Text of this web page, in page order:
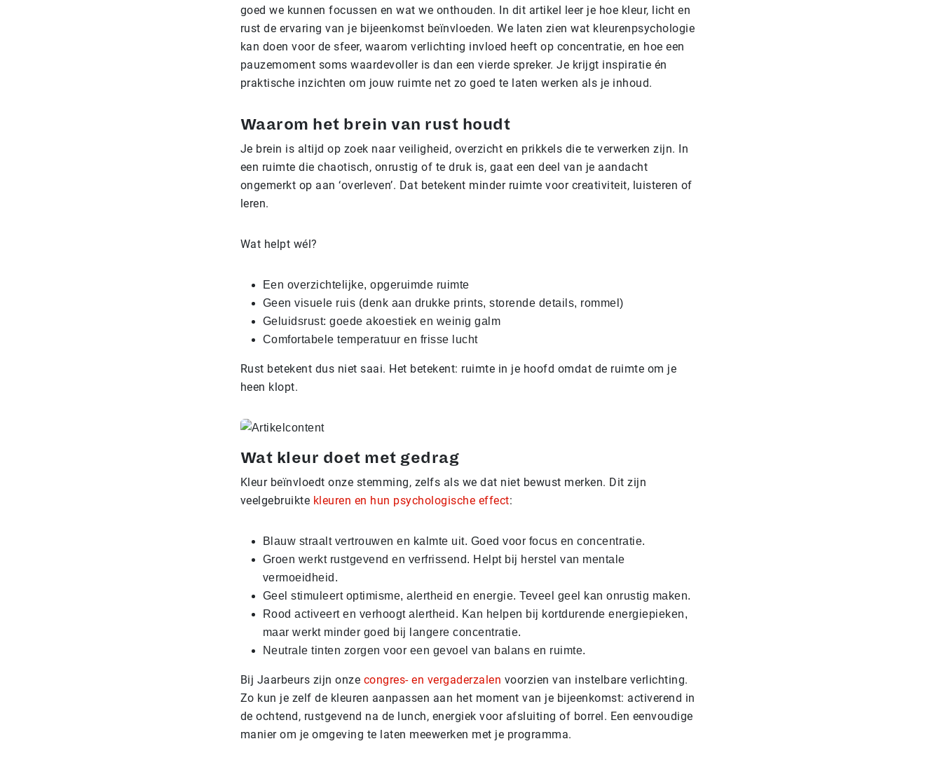
goed we kunnen focussen en wat we onthouden. In dit artikel leer je hoe kleur, licht en
rust de ervaring van je bijeenkomst beïnvloeden. We laten zien wat kleurenpsychologie
kan doen voor de sfeer, waarom verlichting invloed heeft op concentratie, en hoe een
pauzemoment soms waardevoller is dan een vierde spreker. Je krijgt inspiratie én
praktische inzichten om jouw ruimte net zo goed te laten werken als je inhoud.
Waarom het brein van rust houdt
Je brein is altijd op zoek naar veiligheid, overzicht en prikkels die te verwerken zijn. In
een ruimte die chaotisch, onrustig of te druk is, gaat een deel van je aandacht
ongemerkt op aan ‘overleven’. Dat betekent minder ruimte voor creativiteit, luisteren of
leren.
Wat helpt wél?
Een overzichtelijke, opgeruimde ruimte
Geen visuele ruis (denk aan drukke prints, storende details, rommel)
Geluidsrust: goede akoestiek en weinig galm
Comfortabele temperatuur en frisse lucht
Rust betekent dus niet saai. Het betekent: ruimte in je hoofd omdat de ruimte om je
heen klopt.
Wat kleur doet met gedrag
Kleur beïnvloedt onze stemming, zelfs als we dat niet bewust merken. Dit zijn
veelgebruikte kleuren en hun psychologische effect:
Blauw straalt vertrouwen en kalmte uit. Goed voor focus en concentratie.
Groen werkt rustgevend en verfrissend. Helpt bij herstel van mentale
vermoeidheid.
Geel stimuleert optimisme, alertheid en energie. Teveel geel kan onrustig maken.
Rood activeert en verhoogt alertheid. Kan helpen bij kortdurende energiepieken,
maar werkt minder goed bij langere concentratie.
Neutrale tinten zorgen voor een gevoel van balans en ruimte.
Bij Jaarbeurs zijn onze congres- en vergaderzalen voorzien van instelbare verlichting.
Zo kun je zelf de kleuren aanpassen aan het moment van je bijeenkomst: activerend in
de ochtend, rustgevend na de lunch, energiek voor afsluiting of borrel. Een eenvoudige
manier om je omgeving te laten meewerken met je programma.